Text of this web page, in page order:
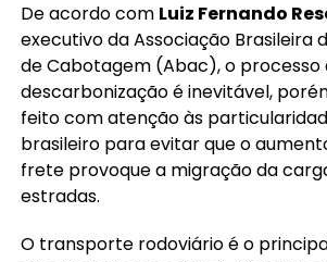
De acordo com Luiz Fernando
executivo da Associação Brasileira
de Cabotagem (Abac), o processo
descarbonização é inevitável,
feito com atenção às
brasileiro para evitar que o
frete provoque a migração da
estradas.
O transporte rodoviário é o